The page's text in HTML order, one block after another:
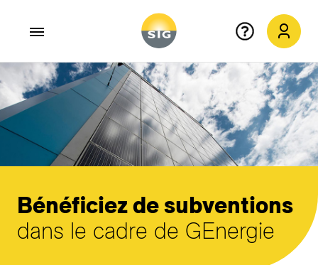
Aller au contenu principal
Bénéficiez de subventions
dans le cadre de GEnergie